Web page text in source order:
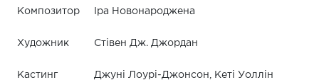
Композитор Іра Новонароджена
Художник Стівен Дж. Джордан
Кастинг
Джуні Лоурі-Джонсон, Кеті Уоллін